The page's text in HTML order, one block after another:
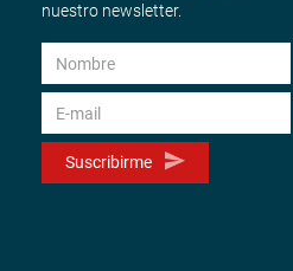
nuestro newsletter.
Suscribirme